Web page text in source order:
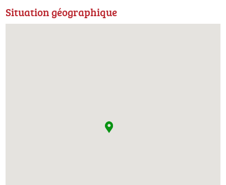
Situation géographique